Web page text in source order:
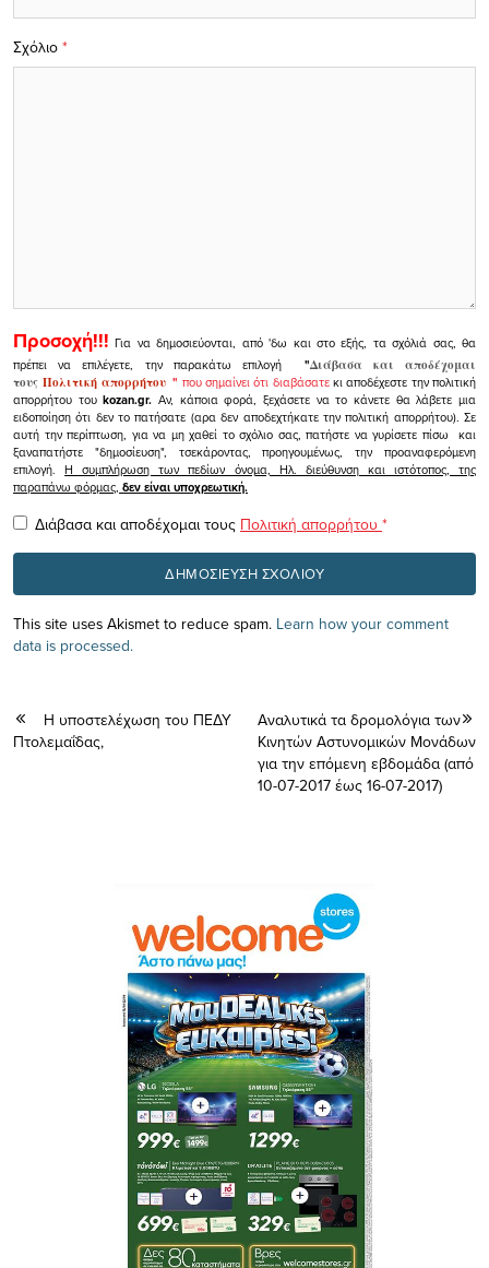
Σχόλιο *
Προσοχή!!! Για να δημοσιεύονται, από 'δω και στο εξής, τα σχόλιά σας, θα
πρέπει να επιλέγετε, την παρακάτω επιλογή
"Διάβασα και αποδέχομαι
τουςΠολιτική απορρήτου" που σημαίνει ότι διαβάσατεκι αποδέχεστε την πολιτική
απορρήτου τουkozan.gr. Αν, κάποια φορά, ξεχάσετε να το κάνετε θα λάβετε μια
ειδοποίηση ότι δεν το πατήσατε (αρα δεν αποδεχτήκατε την πολιτική απορρήτου). Σε
αυτή την περίπτωση, για να μη χαθεί το σχόλιο σας, πατήστε να γυρίσετε πίσω και
ξαναπατήστε "δημοσίευση", τσεκάροντας, προηγουμένως, την προαναφερόμενη
επιλογή.Η συμπλήρωση των πεδίων όνομα, Ηλ. διεύθυνση και ιστότοπος, της
παραπάνω φόρμας, δεν είναι υποχρεωτική.
Διάβασα και αποδέχομαι τους Πολιτική απορρήτου *
This site uses Akismet to reduce spam. Learn how your comment
data is processed.
Η υποστελέχωση του ΠΕΔΥ
Πτολεμαΐδας,
Αναλυτικά τα δρομολόγια των
Κινητών Αστυνομικών Μονάδων
για την επόμενη εβδομάδα (από
10-07-2017 έως 16-07-2017)